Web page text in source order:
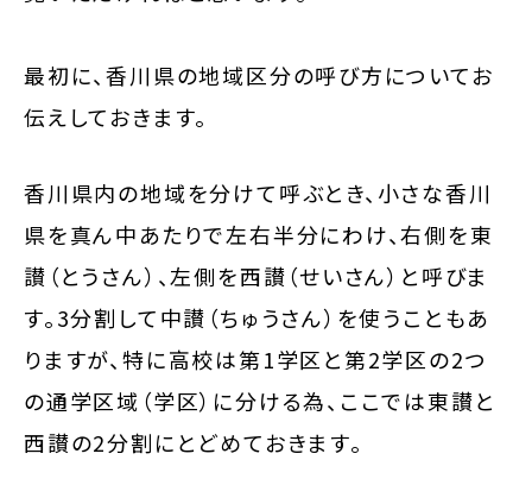
最初に、香川県の地域区分の呼び方についてお
伝えしておきます。
香川県内の地域を分けて呼ぶとき、小さな香川
県を真ん中あたりで左右半分にわけ、右側を東
讃（とうさん）、左側を西讃（せいさん）と呼びま
す。3分割して中讃（ちゅうさん）を使うこともあ
りますが、特に高校は第1学区と第2学区の2つ
の通学区域（学区）に分ける為、ここでは東讃と
西讃の2分割にとどめておきます。